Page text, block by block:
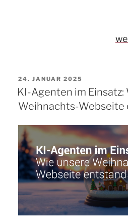
KI
in
VERÖFFENTLICHT
AM
24. JANUAR 2025
KI-Agenten im Einsatz:
Weihnachts-Webseite